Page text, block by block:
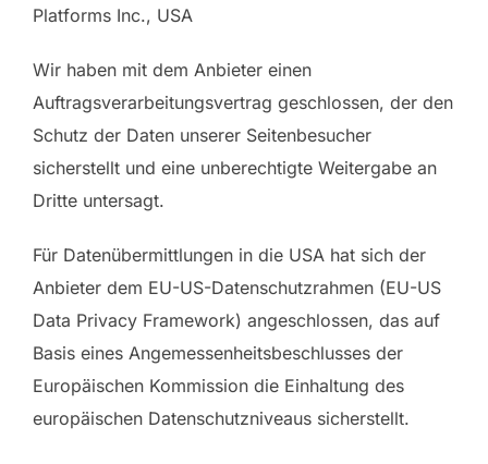
Platforms Inc., USA
Wir haben mit dem Anbieter einen
Auftragsverarbeitungsvertrag geschlossen, der den
Schutz der Daten unserer Seitenbesucher
sicherstellt und eine unberechtigte Weitergabe an
Dritte untersagt.
Für Datenübermittlungen in die USA hat sich der
Anbieter dem EU-US-Datenschutzrahmen (EU-US
Data Privacy Framework) angeschlossen, das auf
Basis eines Angemessenheitsbeschlusses der
Europäischen Kommission die Einhaltung des
europäischen Datenschutzniveaus sicherstellt.